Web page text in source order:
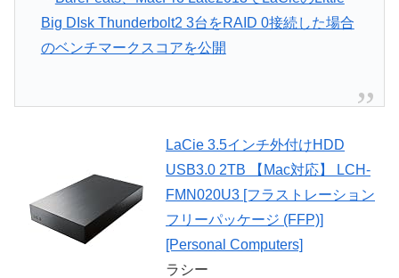
Big DIsk Thunderbolt2 3台をRAID 0接続した場合
のベンチマークスコアを公開
LaCie 3.5インチ外付けHDD
USB3.0 2TB 【Mac対応】 LCH-
FMN020U3 [フラストレーション
フリーパッケージ (FFP)]
[Personal Computers]
ラシー